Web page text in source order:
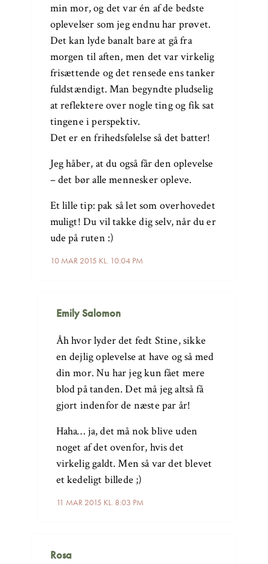
10 MAR 2015 KL. 10:04 PM
min mor, og det var én af de bedste
oplevelser som jeg endnu har prøvet.
Det kan lyde banalt bare at gå fra
morgen til aften, men det var virkelig
frisættende og det rensede ens tanker
fuldstændigt. Man begyndte pludselig
at reflektere over nogle ting og fik sat
tingene i perspektiv.
Det er en frihedsfølelse så det batter!
Jeg håber, at du også får den oplevelse
– det bør alle mennesker opleve.
Et lille tip: pak så let som overhovedet
muligt! Du vil takke dig selv, når du er
ude på ruten :)
Emily Salomon
11 MAR 2015 KL. 8:03 PM
Åh hvor lyder det fedt Stine, sikke
en dejlig oplevelse at have og så med
din mor. Nu har jeg kun fået mere
blod på tanden. Det må jeg altså få
gjort indenfor de næste par år!
Haha… ja, det må nok blive uden
noget af det ovenfor, hvis det
virkelig galdt. Men så var det blevet
et kedeligt billede ;)
Rosa